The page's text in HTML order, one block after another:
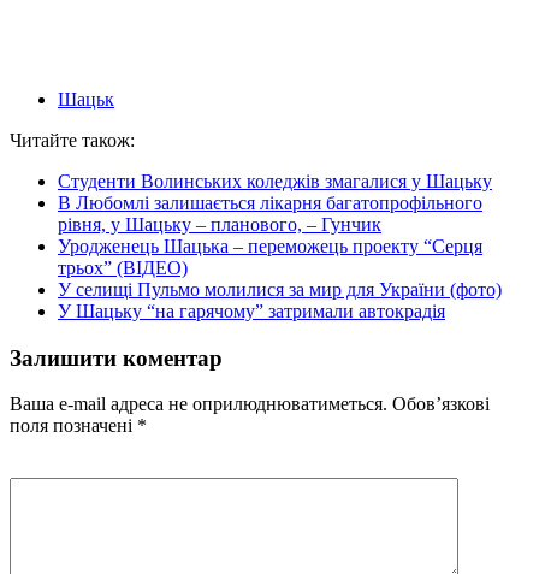
Шацьк
Читайте також:
Студенти Волинських коледжів змагалися у Шацьку
В Любомлі залишається лікарня багатопрофільного
рівня, у Шацьку – планового, – Гунчик
Уродженець Шацька – переможець проекту “Серця
трьох” (ВІДЕО)
У селищі Пульмо молилися за мир для України (фото)
У Шацьку “на гарячому” затримали автокрадія
Залишити коментар
Ваша e-mail адреса не оприлюднюватиметься. Обов’язкові
поля позначені *